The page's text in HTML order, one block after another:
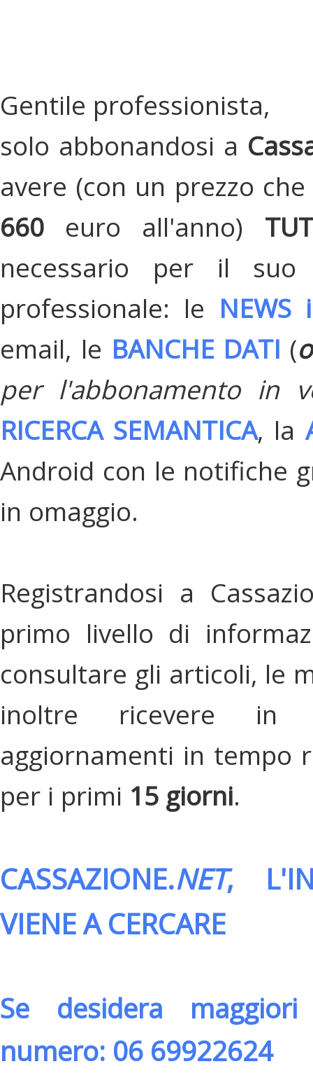
Gentile professionista,
solo abbonandosi a
avere (con un prezzo
660 euro all'anno)
necessario per il suo
professionale: le
email, le BANCHE DATI (
per l'abbonamento in
RICERCA SEMANTICA, la
Android con le notifiche
in omaggio.
Registrandosi a
primo livello di
consultare gli articoli, le
inoltre ricevere in
aggiornamenti in tempo
per i primi 15 giorni.
CASSAZIONE.NET,
VIENE A CERCARE
Se desidera
numero: 06 69922624